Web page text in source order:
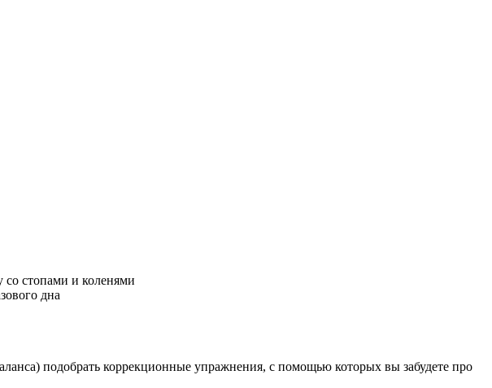
со стопами и коленями
дна
подобрать коррекционные упражнения, с помощью которых вы забудете про